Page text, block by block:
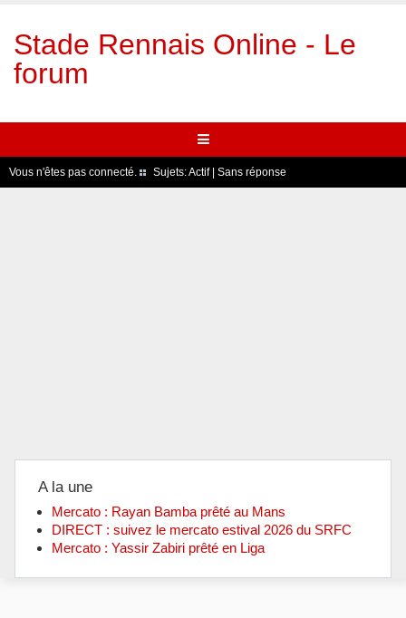
Stade Rennais Online - Le
forum
Vous n'êtes pas connecté. Sujets:Actif| Sans réponse
A la une
Mercato : Rayan Bamba prêté au Mans
DIRECT : suivez le mercato estival 2026 du SRFC
Mercato : Yassir Zabiri prêté en Liga